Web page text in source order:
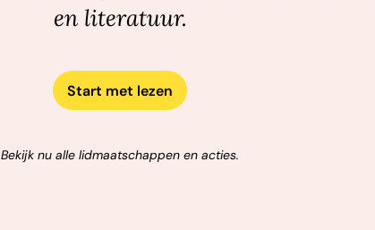
en literatuur.
Start met lezen
Bekijk nu alle lidmaatschappen en acties.